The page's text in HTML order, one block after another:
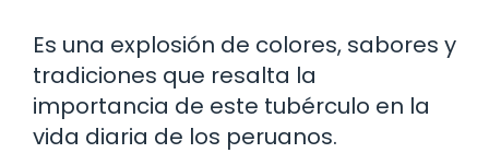
Es una explosión de colores, sabores y
tradiciones que resalta la
importancia de este tubérculo en la
vida diaria de los peruanos.